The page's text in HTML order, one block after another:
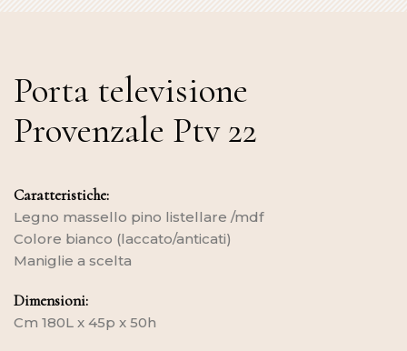
Porta televisione
Provenzale Ptv 22
Caratteristiche:
Legno massello pino listellare /mdf
Colore bianco (laccato/anticati)
Maniglie a scelta
Dimensioni:
Cm 180L x 45p x 50h